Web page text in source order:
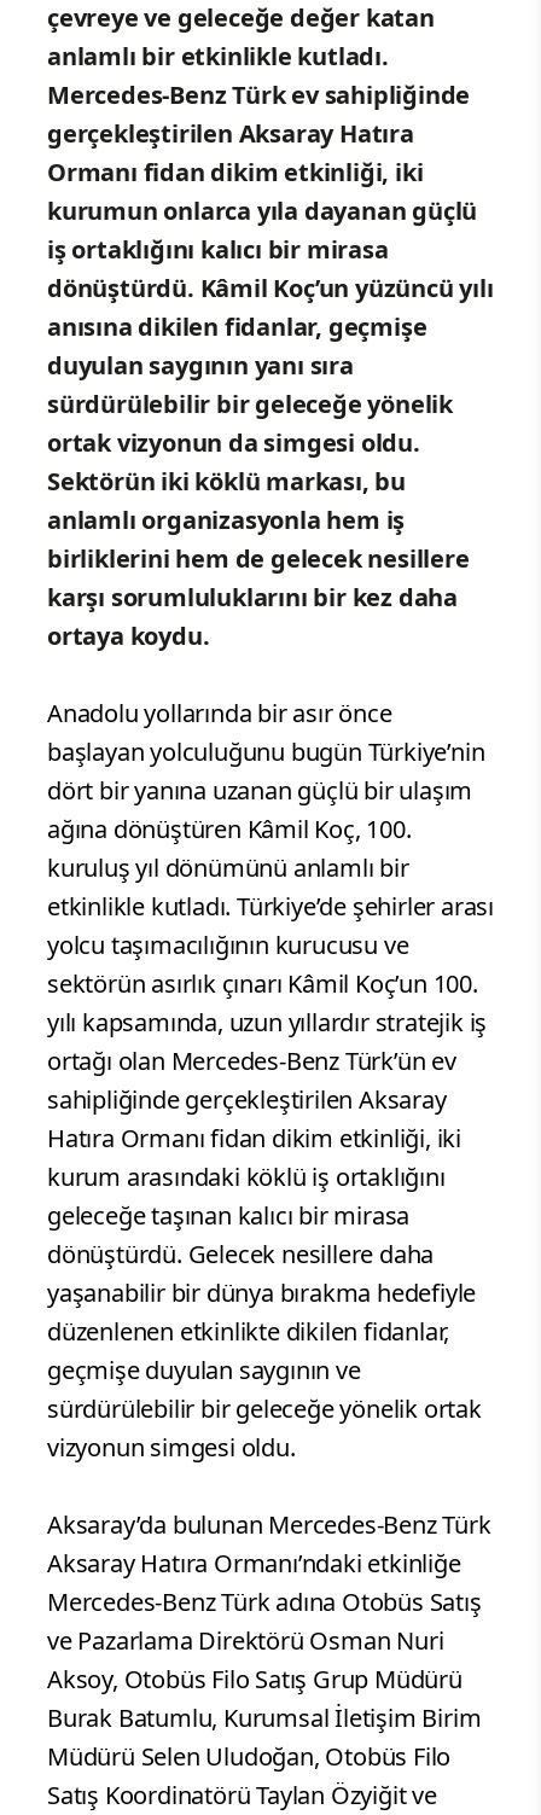
çevreye ve geleceğe değer katan
anlamlı bir etkinlikle kutladı.
Mercedes-Benz Türk ev sahipliğinde
gerçekleştirilen Aksaray Hatıra
Ormanı fidan dikim etkinliği, iki
kurumun onlarca yıla dayanan güçlü
iş ortaklığını kalıcı bir mirasa
dönüştürdü. Kâmil Koç’un yüzüncü yılı
anısına dikilen fidanlar, geçmişe
duyulan saygının yanı sıra
sürdürülebilir bir geleceğe yönelik
ortak vizyonun da simgesi oldu.
Sektörün iki köklü markası, bu
anlamlı organizasyonla hem iş
birliklerini hem de gelecek nesillere
karşı sorumluluklarını bir kez daha
ortaya koydu.
Anadolu yollarında bir asır önce
başlayan yolculuğunu bugün Türkiye’nin
dört bir yanına uzanan güçlü bir ulaşım
ağına dönüştüren Kâmil Koç, 100.
kuruluş yıl dönümünü anlamlı bir
etkinlikle kutladı. Türkiye’de şehirler arası
yolcu taşımacılığının kurucusu ve
sektörün asırlık çınarı Kâmil Koç’un 100.
yılı kapsamında, uzun yıllardır stratejik iş
ortağı olan Mercedes-Benz Türk’ün ev
sahipliğinde gerçekleştirilen Aksaray
Hatıra Ormanı fidan dikim etkinliği, iki
kurum arasındaki köklü iş ortaklığını
geleceğe taşınan kalıcı bir mirasa
dönüştürdü. Gelecek nesillere daha
yaşanabilir bir dünya bırakma hedefiyle
düzenlenen etkinlikte dikilen fidanlar,
geçmişe duyulan saygının ve
sürdürülebilir bir geleceğe yönelik ortak
vizyonun simgesi oldu.
Aksaray’da bulunan Mercedes-Benz Türk
Aksaray Hatıra Ormanı’ndaki etkinliğe
Mercedes-Benz Türk adına Otobüs Satış
ve Pazarlama Direktörü Osman Nuri
Aksoy, Otobüs Filo Satış Grup Müdürü
Burak Batumlu, Kurumsal İletişim Birim
Müdürü Selen Uludoğan, Otobüs Filo
Satış Koordinatörü Taylan Özyiğit ve